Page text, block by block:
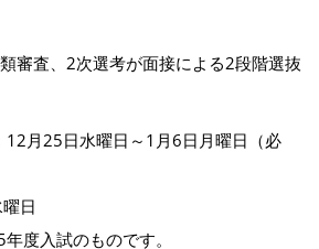
審査、2次選考が面接による2段階選抜
12月25日水曜日～1月6日月曜日（必
日
度入試のものです。